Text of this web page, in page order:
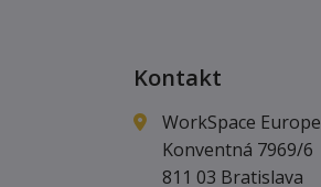
Kontakt
WorkSpace Europe
Konventná 7969/6
811 03 Bratislava